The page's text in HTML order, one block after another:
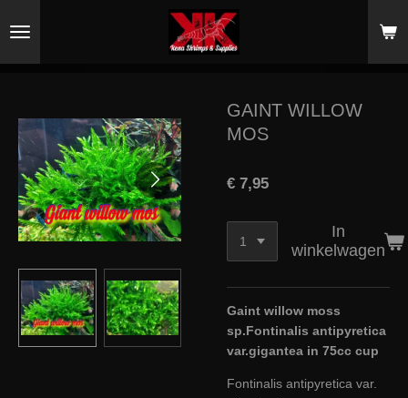
direct
GAINT WILLOW
MOS
€ 7,95
In
winkelwagen
Gaint willow moss
sp.Fontinalis antipyretica
var.gigantea in 75cc cup
Fontinalis antipyretica var.